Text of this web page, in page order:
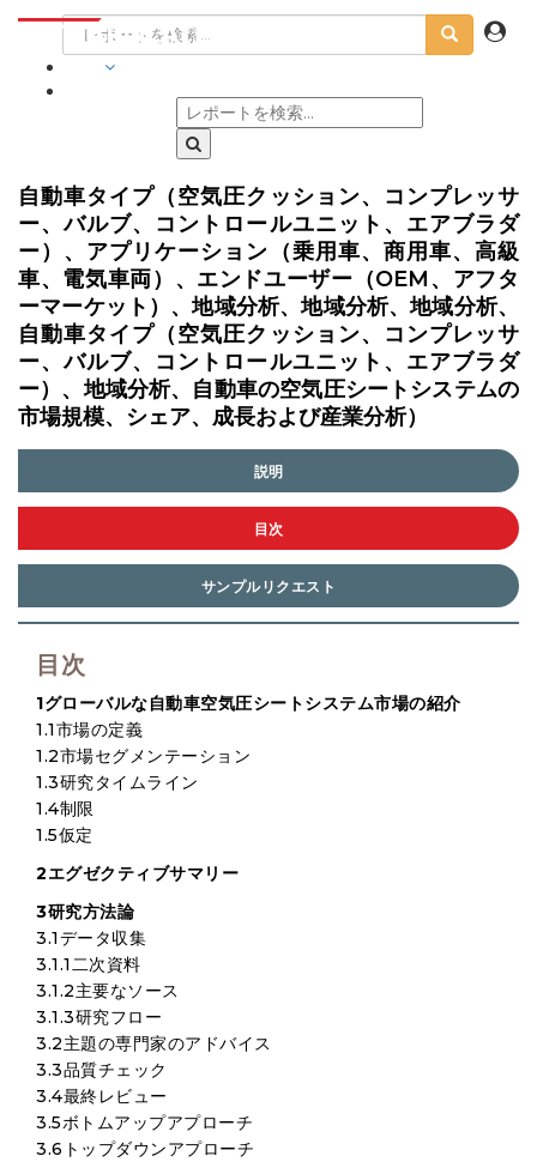
自動車タイプ（空気圧クッション、コンプレッサ
ー、バルブ、コントロールユニット、エアブラダ
ー）、アプリケーション（乗用車、商用車、高級
車、電気車両）、エンドユーザー（OEM、アフタ
ーマーケット）、地域分析、地域分析、地域分析、
自動車タイプ（空気圧クッション、コンプレッサ
ー、バルブ、コントロールユニット、エアブラダ
ー）、地域分析、自動車の空気圧シートシステムの
市場規模、シェア、成長および産業分析）
説明
目次
サンプルリクエスト
目次
1グローバルな自動車空気圧シートシステム市場の紹介
1.1市場の定義
1.2市場セグメンテーション
1.3研究タイムライン
1.4制限
1.5仮定
2エグゼクティブサマリー
3研究方法論
3.1データ収集
3.1.1二次資料
3.1.2主要なソース
3.1.3研究フロー
3.2主題の専門家のアドバイス
3.3品質チェック
3.4最終レビュー
3.5ボトムアップアプローチ
3.6トップダウンアプローチ